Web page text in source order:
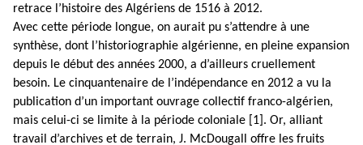
retrace l’histoire des Algériens de 1516 à 2012.
Avec cette période longue, on aurait pu s’attendre à une
synthèse, dont l’historiographie algérienne, en pleine expansion
depuis le début des années 2000, a d’ailleurs cruellement
besoin. Le cinquantenaire de l’indépendance en 2012 a vu la
publication d’un important ouvrage collectif franco-algérien,
mais celui-ci se limite à la période coloniale [1]. Or, alliant
travail d’archives et de terrain, J. McDougall offre les fruits